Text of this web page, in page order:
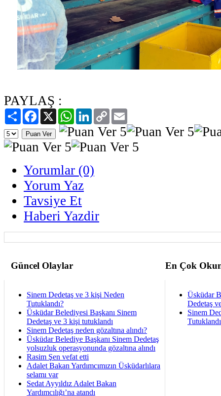
PAYLAŞ :
PaylaşFacebook
X WhatsAppLinkedIn
Copy
Link
Yorumlar (0)
Yorum Yaz
Tavsiye Et
Haberi Yazdir
Güncel Olaylar En Çok
Sinem Dedetaş ve 3 kişi Neden
Tutuklandı?
Üsküdar Belediyesi Başkanı Sinem
Dedetaş ve 3 kişi tutuklandı
Sinem Dedetaş neden gözaltına alındı?
Üsküdar Belediye Başkanı Sinem Dedetaş
yolsuzluk operasyonunda gözaltına alındı
Rasim Şen vefat etti
Adalet Bakan Yardımcımızın Üsküdarlılara
selamı var
Sedat Ayyıldız Adalet Bakan
Yardımcılığı’na atandı
Üsküdar
Dedetaş
Sinem